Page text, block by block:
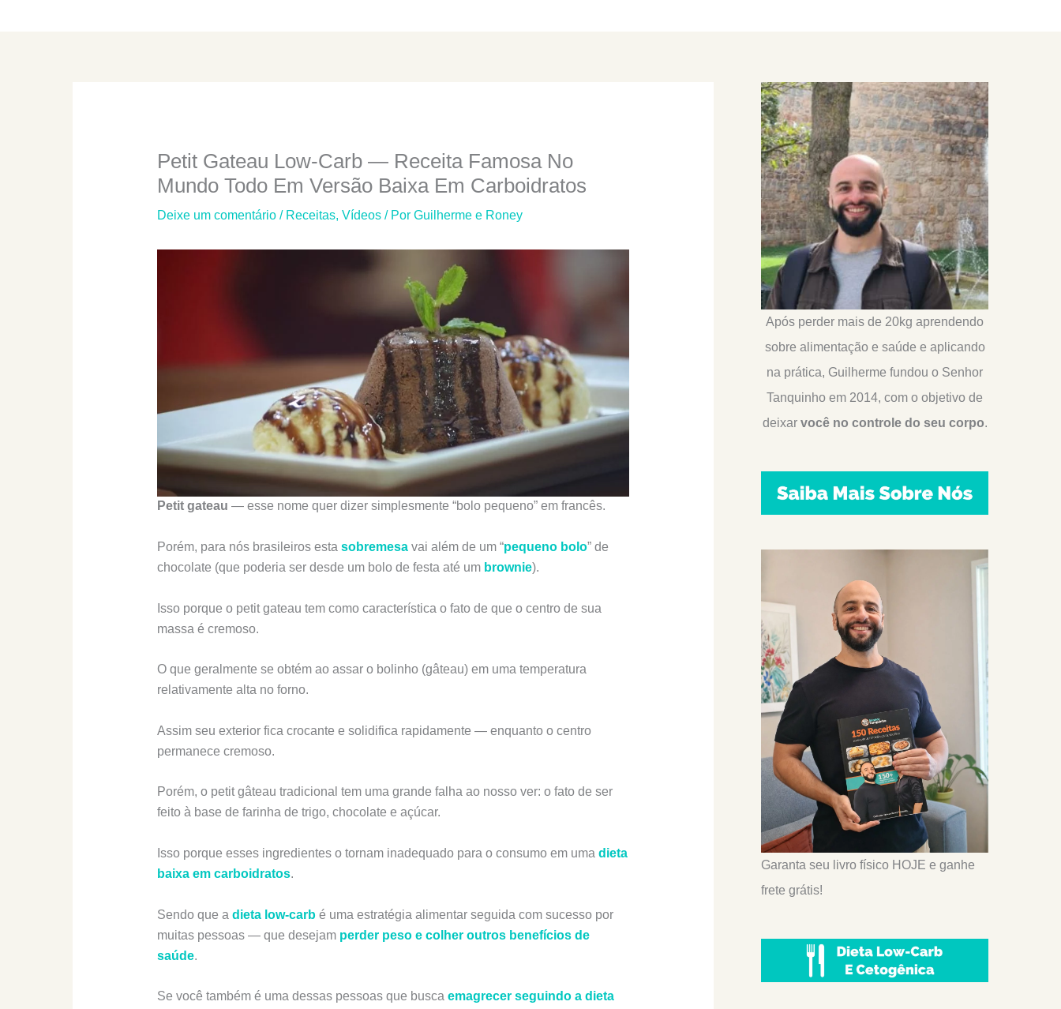
Petit Gateau Low-Carb — Receita Famosa No
Mundo Todo Em Versão Baixa Em Carboidratos
Deixe um comentário / Receitas, Vídeos/ Por Guilherme e Roney
Petit gateau — esse nome quer dizer simplesmente “bolo pequeno” em francês.
Porém, para nós brasileiros esta sobremesavai além de um “pequeno bolo” de
chocolate (que poderia ser desde um bolo de festa até um brownie).
Isso porque o petit gateau tem como característica o fato de que o centro de sua
massa é cremoso.
O que geralmente se obtém ao assar o bolinho (gâteau) em uma temperatura
relativamente alta no forno.
Assim seu exterior fica crocante e solidifica rapidamente — enquanto o centro
permanece cremoso.
Porém, o petit gâteau tradicional tem uma grande falha ao nosso ver: o fato de ser
feito à base de farinha de trigo, chocolate e açúcar.
Isso porque esses ingredientes o tornam inadequado para o consumo em uma dieta
baixa em carboidratos.
Sendo que a dieta low-carbé uma estratégia alimentar seguida com sucesso por
muitas pessoas — que desejam perder peso e colher outros benefícios de
saúde.
Se você também é uma dessas pessoas que busca emagrecer seguindo a dieta
Após perder mais de 20kg aprendendo
sobre alimentação e saúde e aplicando
na prática, Guilherme fundou o Senhor
Tanquinho em 2014, com o objetivo de
deixar você no controle do seu corpo.
Garanta seu livro físico HOJE e ganhe
frete grátis!